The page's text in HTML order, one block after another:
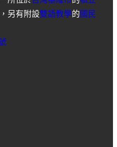
另有附設雙語教學的國民